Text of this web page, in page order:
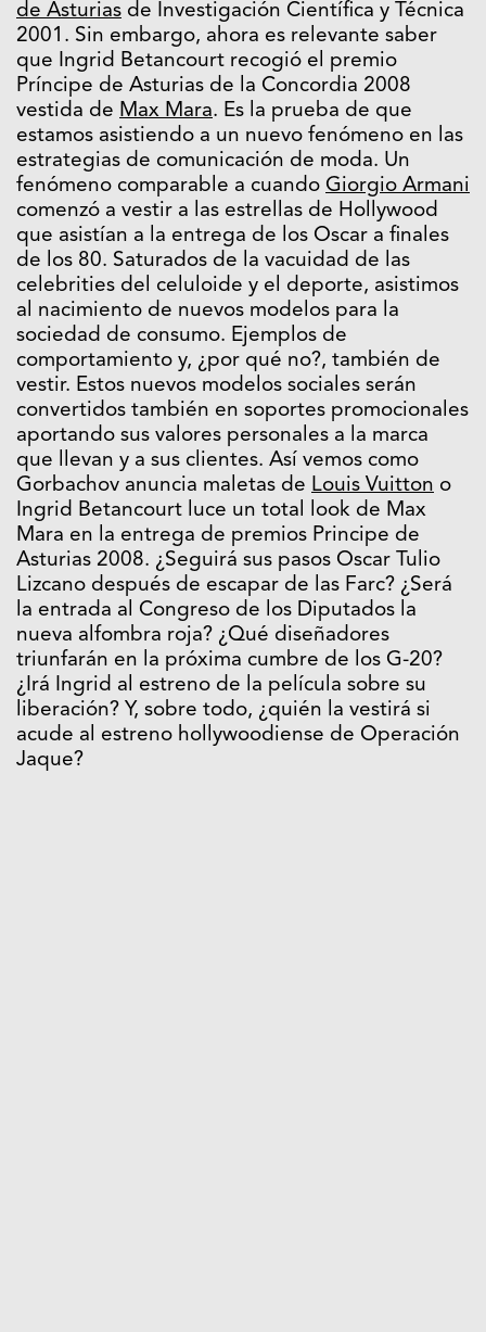
de Asturias de Investigación Científica y Técnica
2001. Sin embargo, ahora es relevante saber
que Ingrid Betancourt recogió el premio
Príncipe de Asturias de la Concordia 2008
vestida de Max Mara. Es la prueba de que
estamos asistiendo a un nuevo fenómeno en las
estrategias de comunicación de moda. Un
fenómeno comparable a cuando Giorgio Armani
comenzó a vestir a las estrellas de Hollywood
que asistían a la entrega de los Oscar a finales
de los 80. Saturados de la vacuidad de las
celebrities del celuloide y el deporte, asistimos
al nacimiento de nuevos modelos para la
sociedad de consumo. Ejemplos de
comportamiento y, ¿por qué no?, también de
vestir. Estos nuevos modelos sociales serán
convertidos también en soportes promocionales
aportando sus valores personales a la marca
que llevan y a sus clientes. Así vemos como
Gorbachov anuncia maletas de Louis Vuitton o
Ingrid Betancourt luce un total look de Max
Mara en la entrega de premios Principe de
Asturias 2008. ¿Seguirá sus pasos Oscar Tulio
Lizcano después de escapar de las Farc? ¿Será
la entrada al Congreso de los Diputados la
nueva alfombra roja? ¿Qué diseñadores
triunfarán en la próxima cumbre de los G-20?
¿Irá Ingrid al estreno de la película sobre su
liberación? Y, sobre todo, ¿quién la vestirá si
acude al estreno hollywoodiense de Operación
Jaque?